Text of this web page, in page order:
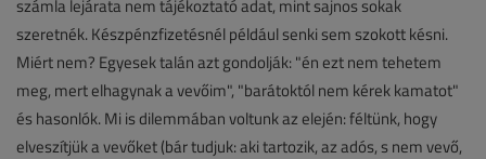
számla lejárata nem tájékoztató adat, mint sajnos sokak
szeretnék. Készpénzfizetésnél például senki sem szokott késni.
Miért nem? Egyesek talán azt gondolják: "én ezt nem tehetem
meg, mert elhagynak a vevőim", "barátoktól nem kérek kamatot"
és hasonlók. Mi is dilemmában voltunk az elején: féltünk, hogy
elveszítjük a vevőket (bár tudjuk: aki tartozik, az adós, s nem vevő,